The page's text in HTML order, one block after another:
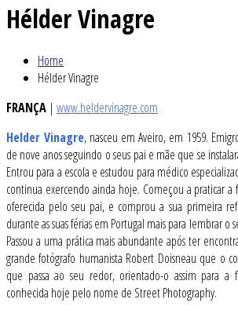
Hélder Vinagre
Home
Hélder Vinagre
FRANÇA | www.heldervinagre.com
Helder Vinagre, nasceu em Aveiro, em 1959.
de nove anos seguindo o seus pai e mãe que se
Entrou para a escola e estudou para médico
continua exercendo ainda hoje. Começou a praticar a
oferecida pelo seu pai, e comprou a sua primeira
durante as suas férias em Portugal mais para lembrar o
Passou a uma prática mais abundante após ter
grande fotógrafo humanista Robert Doisneau que o
que passa ao seu redor, orientado-o assim para a
conhecida hoje pelo nome de Street Photography.